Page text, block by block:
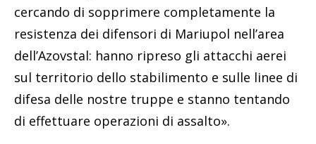
cercando di sopprimere completamente la
resistenza dei difensori di Mariupol nell’area
dell’Azovstal: hanno ripreso gli attacchi aerei
sul territorio dello stabilimento e sulle linee di
difesa delle nostre truppe e stanno tentando
di effettuare operazioni di assalto».